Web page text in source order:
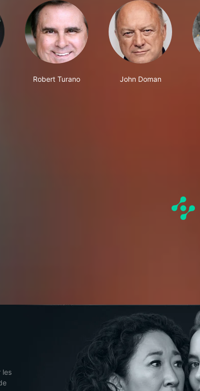
Robert Turano John Doman
les